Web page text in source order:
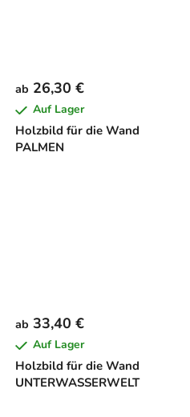
Holzbild für die Wand
PALMEN
ab 26,30 €
Auf Lager
Holzbild für die Wand
UNTERWASSERWELT
ab 33,40 €
Auf Lager